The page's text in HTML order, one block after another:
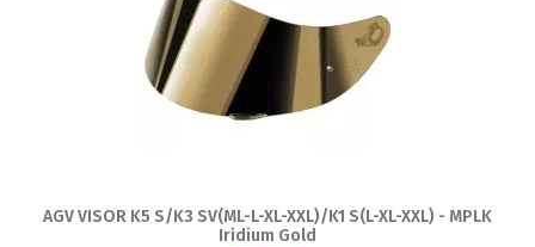
AGV VISOR K5 S/K3 SV(ML-L-XL-XXL)/K1 S(L-XL-XXL) - MPLK
Iridium Gold